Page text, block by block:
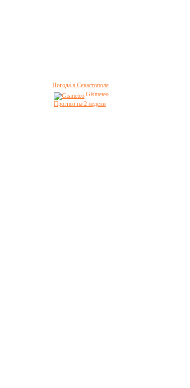
Погода в Севастополе
Gismeteo
Прогноз на 2 недели